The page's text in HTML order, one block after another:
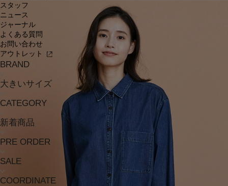
スタッフ
ニュース
ジャーナル
よくある質問
お問い合わせ
アウトレット
BRAND
大きいサイズ
CATEGORY
新着商品
PRE ORDER
SALE
COORDINATE